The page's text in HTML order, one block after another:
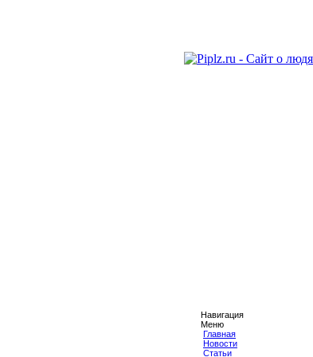
Навигация
Меню
Главная
Новости
Статьи